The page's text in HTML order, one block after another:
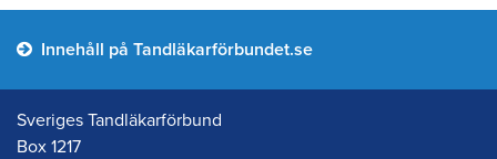
Innehåll på Tandläkarförbundet.se
Sveriges Tandläkarförbund
Box 1217